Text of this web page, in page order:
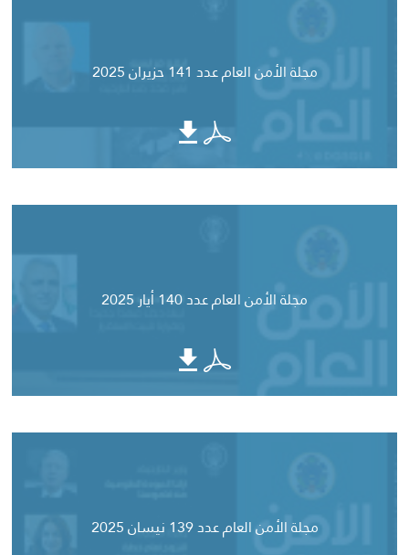
مجلة الأمن العام عدد 141 حزيران 2025
مجلة الأمن العام عدد 140 أيار 2025
مجلة الأمن العام عدد 139 نيسان 2025